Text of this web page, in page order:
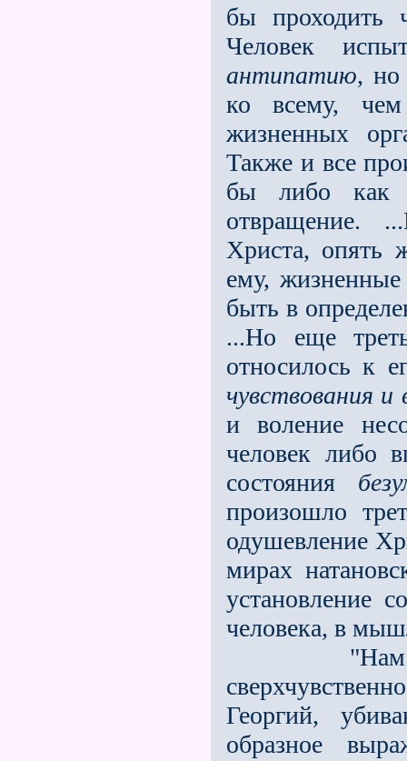
бы проходить
Человек
антипатию,
ко всему,
жизненных
Также и все
бы либо как
отвращение.
Христа, опять
ему,
быть в
...Но еще
относилось к
чувствования и
и воление
человек либо
состояния
произошло
одушевление
мирах
установление
человека, в
"Нам всем
Георгий,
образное